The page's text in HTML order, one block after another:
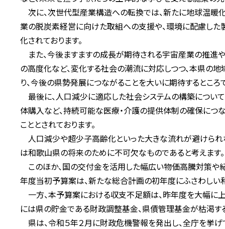
次に、次世代型産業構造への転換では、新たに地球温
業の脱炭素経営に向けた取組への支援や、環境に配慮し
化されております。
また、今後ますますの成長が期待される宇宙産業の推
の高度化など、変化する社会の潮流に対応しつつ、本県の
り、今後の県勢発展につながることを大いに期待するところ
最後に、人口減少に適応した社会システムの構築につい
体購入など、持続可能な医療・介護の提供体制の確保に
こととされております。
人口減少や超少子高齢化といった大きな流れが避けられ
は和歌山県の将来のために不可欠なものであると考えます。
このほか、国の交付金を活用した幅広い物価高騰対策や
年度当初予算案は、新たな総合計画の初年度にふさわしい
一方、本予算案における収支不足額は、昨年度を大幅に
には県の貯金である財政調整基金、県債管理基金が枯渇す
県は、令和５年２月に財政危機警報を発出し、全庁を挙